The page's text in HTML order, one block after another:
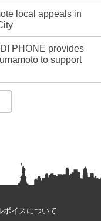
local appeals in
PHONE provides
to support
ボイスについて